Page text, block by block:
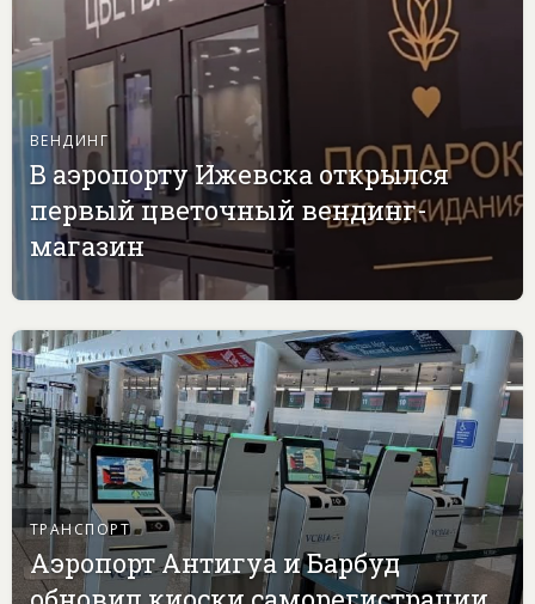
ВЕНДИНГ
В аэропорту Ижевска открылся
первый цветочный вендинг-
магазин
ТРАНСПОРТ
Аэропорт Антигуа и Барбуд